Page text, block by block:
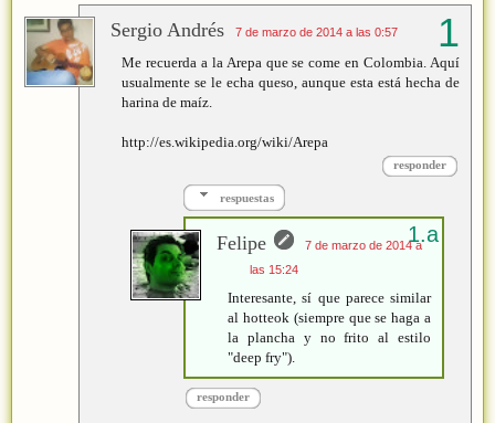
Sergio Andrés 7 de marzo de 2014 a las 0:57
Me recuerda a la Arepa que se come en Colombia. Aquí
usualmente se le echa queso, aunque esta está hecha de
harina de maíz.
http://es.wikipedia.org/wiki/Arepa
responder
respuestas
Felipe
7 de marzo de 2014 a
las 15:24
Interesante, sí que parece similar
al hotteok (siempre que se haga a
la plancha y no frito al estilo
"deep fry").
responder